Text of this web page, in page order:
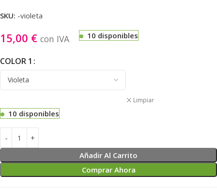
SKU: -violeta
15,00 € con IVA 10 disponibles
COLOR 1
Limpiar
10 disponibles
Añadir Al Carrito
Comprar Ahora